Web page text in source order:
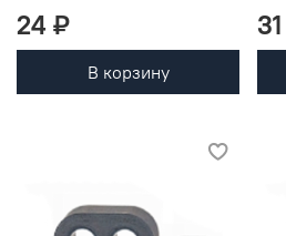
24 ₽
В корзину